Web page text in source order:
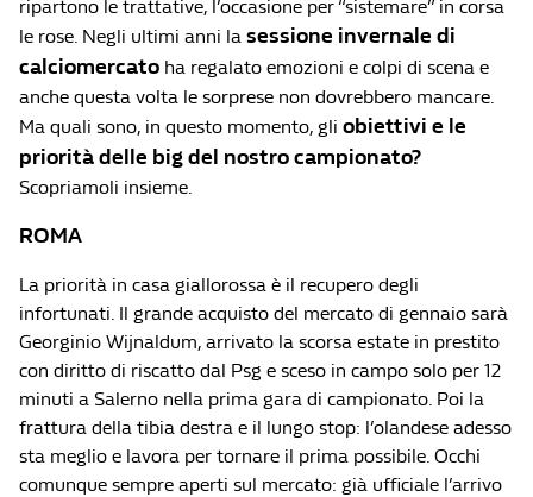
ripartono le trattative, l’occasione per “sistemare” in corsa
le rose. Negli ultimi anni la sessione invernale di
calciomercato ha regalato emozioni e colpi di scena e
anche questa volta le sorprese non dovrebbero mancare.
Ma quali sono, in questo momento, gli obiettivi e le
priorità delle big del nostro campionato?
Scopriamoli insieme.
ROMA
La priorità in casa giallorossa è il recupero degli
infortunati. Il grande acquisto del mercato di gennaio sarà
Georginio Wijnaldum, arrivato la scorsa estate in prestito
con diritto di riscatto dal Psg e sceso in campo solo per 12
minuti a Salerno nella prima gara di campionato. Poi la
frattura della tibia destra e il lungo stop: l’olandese adesso
sta meglio e lavora per tornare il prima possibile. Occhi
comunque sempre aperti sul mercato: già ufficiale l’arrivo